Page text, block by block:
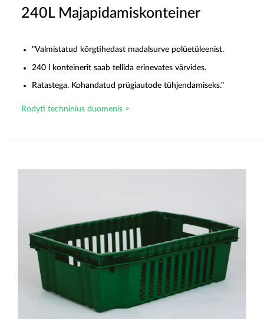
240L Majapidamiskonteiner
"Valmistatud kõrgtihedast madalsurve polüetüleenist.
240 l konteinerit saab tellida erinevates värvides.
Ratastega. Kohandatud prügiautode tühjendamiseks."
Rodyti techninius duomenis >